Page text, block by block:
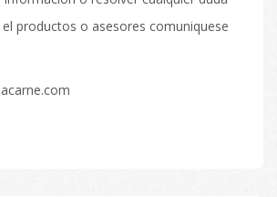
productos o asesores comuniquese